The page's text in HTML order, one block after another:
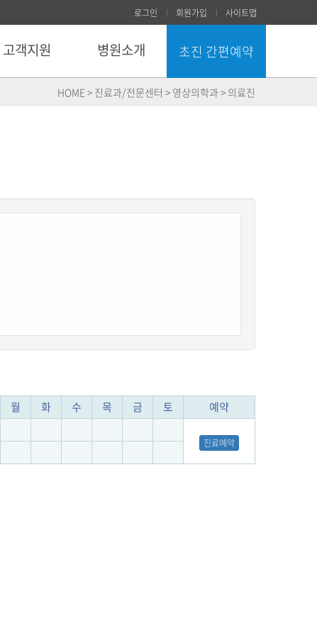
로그인 회원가입 사이트맵
고객지원 병원소개
닫기
초진 간편예약
HOME > 진료과/전문센터 > 영상의학과 > 의료진
월 화 수 목 금 토 예약
진료예약